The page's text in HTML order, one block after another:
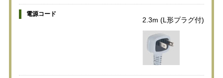
電源コード
2.3m (L形プラグ付)